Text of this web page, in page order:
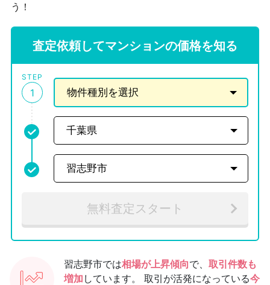
う！
査定依頼してマンションの価格を知る
STEP
1
無料査定スタート
習志野市では相場が上昇傾向で、 取引件数も
増加 しています。 取引が活発になっている今